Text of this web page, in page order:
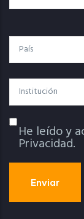
País
Institución
Política De
He leído y
Privacidad.